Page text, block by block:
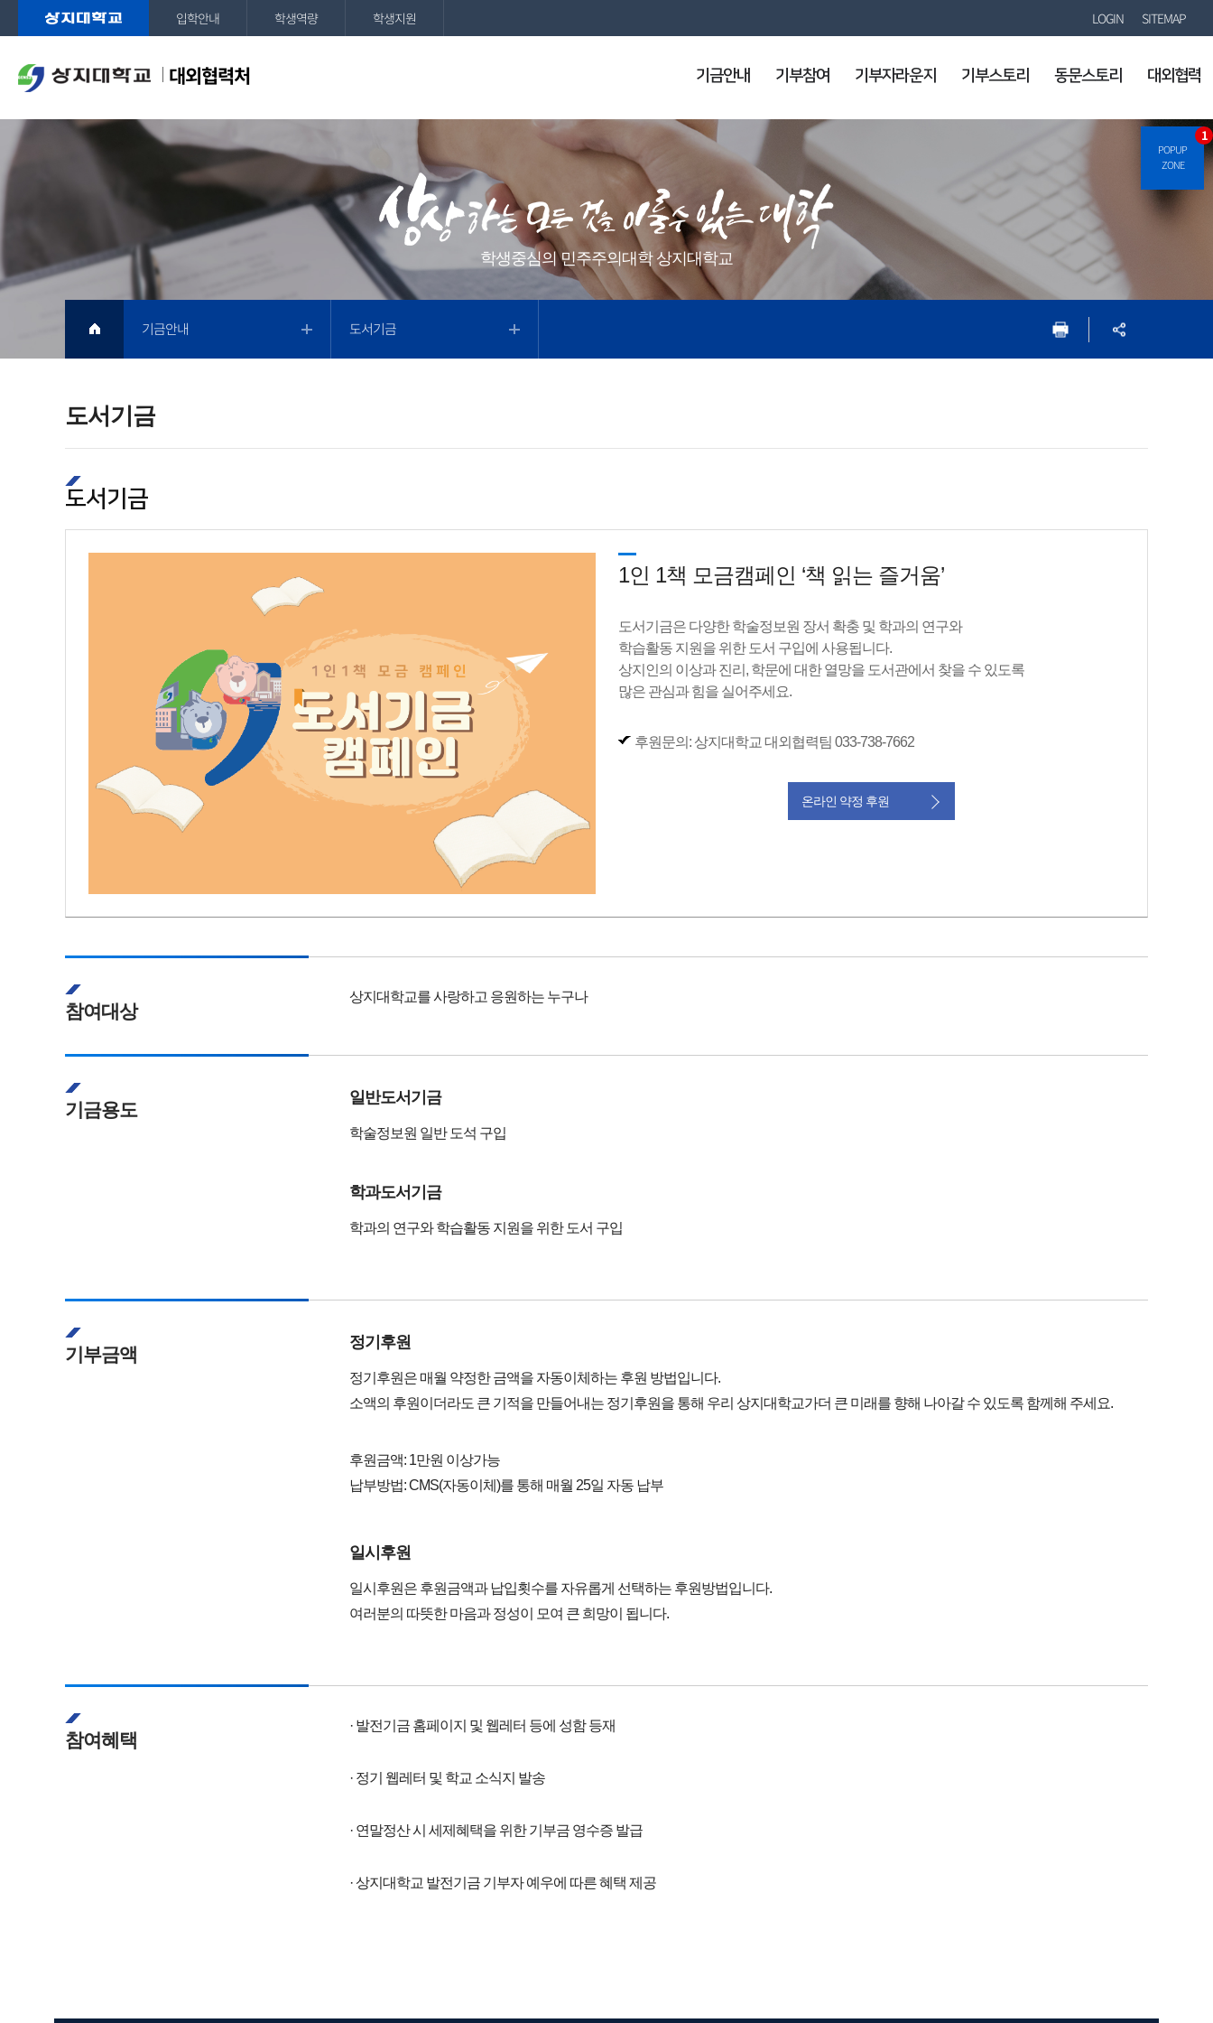
POPUP
ZONE
1
대외협력처
입학안내 학생역량 학생지원 LOGIN SITEMAP
기금안내 기부참여 기부자라운지 기부스토리 동문스토리 대외협력
학생중심의 민주주의대학 상지대학교
도서기금
기금안내 도서기금
도서기금
1인 1책 모금캠페인 ‘책 읽는 즐거움’
도서기금은 다양한 학술정보원 장서 확충 및 학과의 연구와
학습활동 지원을 위한 도서 구입에 사용됩니다.
상지인의 이상과 진리, 학문에 대한 열망을 도서관에서 찾을 수 있도록
많은 관심과 힘을 실어주세요.
후원문의: 상지대학교 대외협력팀 033-738-7662
온라인 약정 후원
참여대상
상지대학교를 사랑하고 응원하는 누구나
기금용도
일반도서기금
학술정보원 일반 도석 구입
학과도서기금
학과의 연구와 학습활동 지원을 위한 도서 구입
기부금액
정기후원
정기후원은 매월 약정한 금액을 자동이체하는 후원 방법입니다.
소액의 후원이더라도 큰 기적을 만들어내는 정기후원을 통해 우리 상지대학교가더 큰 미래를 향해 나아갈 수 있도록 함께해 주세요.
후원금액: 1만원 이상가능
납부방법: CMS(자동이체)를 통해 매월 25일 자동 납부
일시후원
일시후원은 후원금액과 납입횟수를 자유롭게 선택하는 후원방법입니다.
여러분의 따뜻한 마음과 정성이 모여 큰 희망이 됩니다.
참여혜택
· 발전기금 홈페이지 및 웹레터 등에 성함 등재
· 정기 웹레터 및 학교 소식지 발송
· 연말정산 시 세제혜택을 위한 기부금 영수증 발급
· 상지대학교 발전기금 기부자 예우에 따른 혜택 제공